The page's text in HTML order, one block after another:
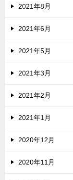
2021年8月
2021年6月
2021年5月
2021年3月
2021年2月
2021年1月
2020年12月
2020年11月